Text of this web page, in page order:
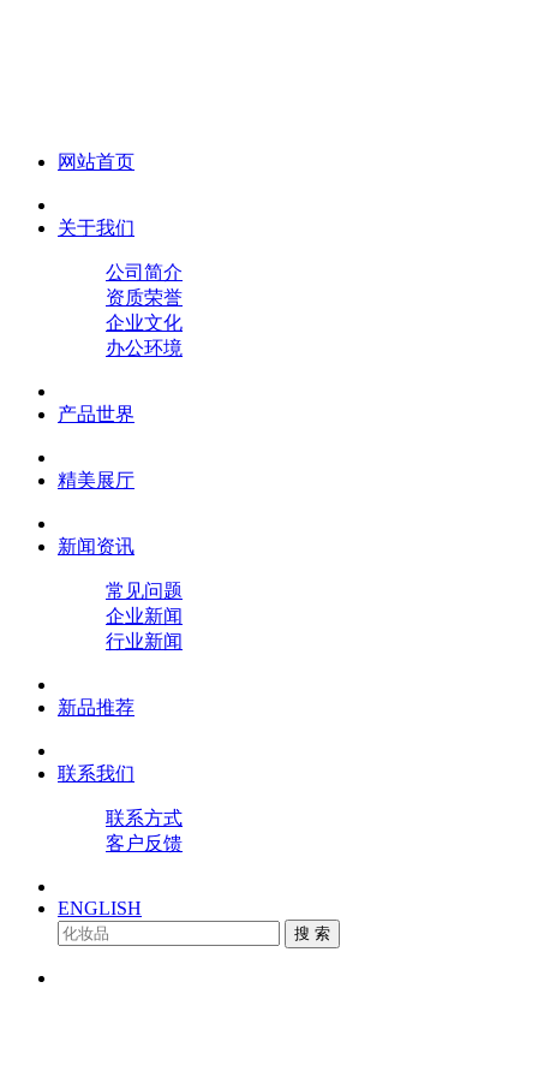
网站首页
关于我们
公司简介
资质荣誉
企业文化
办公环境
产品世界
精美展厅
新闻资讯
常见问题
企业新闻
行业新闻
新品推荐
联系我们
联系方式
客户反馈
ENGLISH